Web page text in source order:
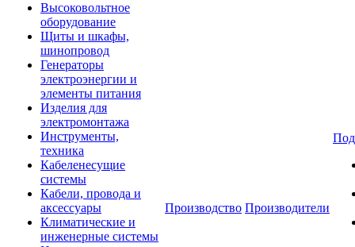
Высоковольтное
оборудование
Щиты и шкафы,
шинопровод
Генераторы
электроэнергии и
элементы питания
Изделия для
электромонтажа
Инструменты,
техника
Кабеленесущие
системы
Кабели, провода и
аксессуары
Климатические и
инженерные системы
Производство Производители